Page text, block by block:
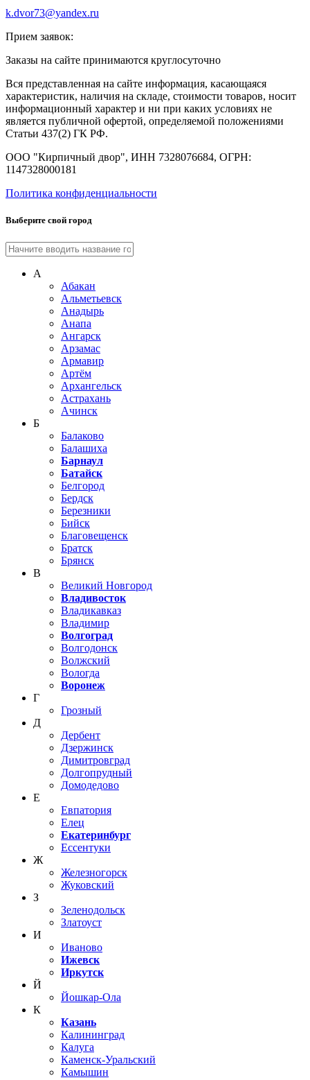
k.dvor73@yandex.ru
Прием заявок:
Заказы на сайте принимаются круглосуточно
Вся представленная на сайте информация, касающаяся
характеристик, наличия на складе, стоимости товаров, носит
информационный характер и ни при каких условиях не
является публичной офертой, определяемой положениями
Статьи 437(2) ГК РФ.
ООО "Кирпичный двор", ИНН 7328076684, ОГРН:
1147328000181
Политика конфиденциальности
Выберите свой город
А
Абакан
Альметьевск
Анадырь
Анапа
Ангарск
Арзамас
Армавир
Артём
Архангельск
Астрахань
Ачинск
Б
Балаково
Балашиха
Барнаул
Батайск
Белгород
Бердск
Березники
Бийск
Благовещенск
Братск
Брянск
В
Великий Новгород
Владивосток
Владикавказ
Владимир
Волгоград
Волгодонск
Волжский
Вологда
Воронеж
Г
Грозный
Д
Дербент
Дзержинск
Димитровград
Долгопрудный
Домодедово
Е
Евпатория
Елец
Екатеринбург
Ессентуки
Ж
Железногорск
Жуковский
З
Зеленодольск
Златоуст
И
Иваново
Ижевск
Иркутск
Й
Йошкар-Ола
К
Казань
Калининград
Калуга
Каменск-Уральский
Камышин